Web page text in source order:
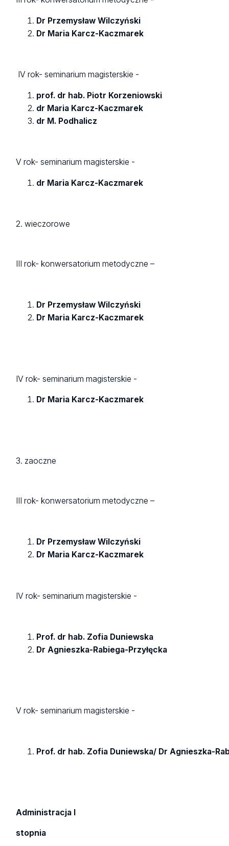
Dr Przemysław Wilczyński
Dr Maria Karcz-Kaczmarek
IV rok- seminarium magisterskie -
prof. dr hab. Piotr Korzeniowski
dr Maria Karcz-Kaczmarek
dr M. Podhalicz
V rok- seminarium magisterskie -
dr Maria Karcz-Kaczmarek
2. wieczorowe
III rok- konwersatorium metodyczne –
Dr Przemysław Wilczyński
Dr Maria Karcz-Kaczmarek
IV rok- seminarium magisterskie -
Dr Maria Karcz-Kaczmarek
3. zaoczne
III rok- konwersatorium metodyczne –
Dr Przemysław Wilczyński
Dr Maria Karcz-Kaczmarek
IV rok- seminarium magisterskie -
Prof. dr hab. Zofia Duniewska
Dr Agnieszka-Rabiega-Przyłęcka
V rok- seminarium magisterskie -
Prof. dr hab. Zofia Duniewska/ Dr Agnieszka-
Administracja I
stopnia